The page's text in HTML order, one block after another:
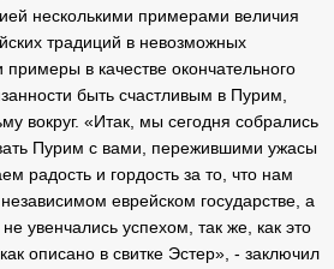
несколькими примерами величия
традиций в невозможных
в качестве окончательного
быть счастливым в Пурим,
вокруг. «Итак, мы сегодня собрались
Пурим с вами, пережившими ужасы
радость и гордость за то, что нам
еврейском государстве, а
увенчались успехом, так же, как это
описано в свитке Эстер», - заключил